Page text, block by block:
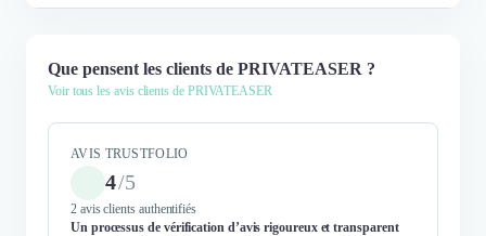
Que pensent les clients de PRIVATEASER ?
Voir tous les avis clients de PRIVATEASER
AVIS TRUSTFOLIO
4/5
2 avis clients authentifiés
Un processus de vérification d’avis rigoureux et transparent